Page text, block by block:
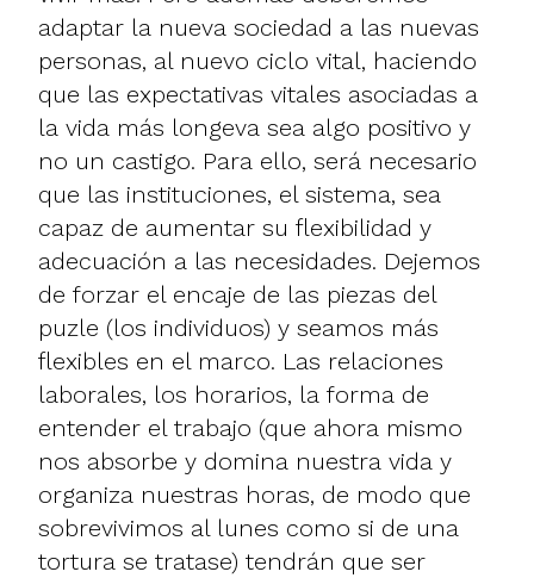
adaptar la nueva sociedad a las nuevas
personas, al nuevo ciclo vital, haciendo
que las expectativas vitales asociadas a
la vida más longeva sea algo positivo y
no un castigo. Para ello, será necesario
que las instituciones, el sistema, sea
capaz de aumentar su flexibilidad y
adecuación a las necesidades. Dejemos
de forzar el encaje de las piezas del
puzle (los individuos) y seamos más
flexibles en el marco. Las relaciones
laborales, los horarios, la forma de
entender el trabajo (que ahora mismo
nos absorbe y domina nuestra vida y
organiza nuestras horas, de modo que
sobrevivimos al lunes como si de una
tortura se tratase) tendrán que ser